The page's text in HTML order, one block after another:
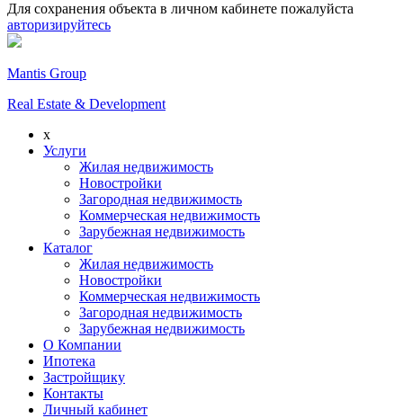
Для сохранения объекта в личном кабинете пожалуйста
авторизируйтесь
Mantis Group
Real Estate & Development
x
Услуги
Жилая недвижимость
Новостройки
Загородная недвижимость
Коммерческая недвижимость
Зарубежная недвижимость
Каталог
Жилая недвижимость
Новостройки
Коммерческая недвижимость
Загородная недвижимость
Зарубежная недвижимость
О Компании
Ипотека
Застройщику
Контакты
Личный кабинет